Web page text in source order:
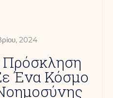
2024
Πρόσκληση
Ένα Κόσμο